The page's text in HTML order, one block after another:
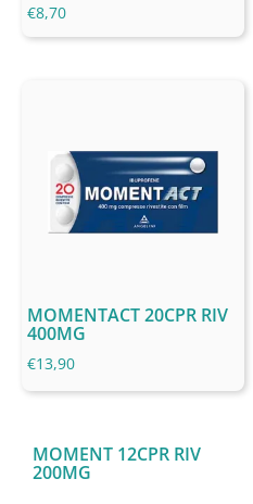
€8,70
MOMENTACT 20CPR RIV
400MG
€13,90
MOMENT 12CPR RIV
200MG